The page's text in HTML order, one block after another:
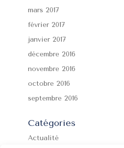
mars 2017
février 2017
janvier 2017
décembre 2016
novembre 2016
octobre 2016
septembre 2016
Catégories
Actualité